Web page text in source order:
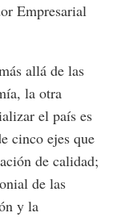
Empresarial
allá de las
la otra
el país es
cinco ejes que
de calidad;
de las
y la